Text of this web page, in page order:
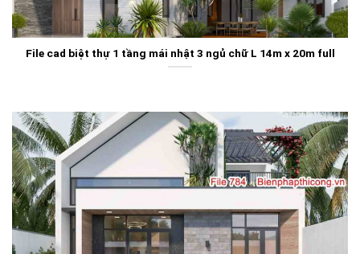
File cad biệt thự 1 tầng mái nhật 3 ngủ chữ L 14m x 20m full